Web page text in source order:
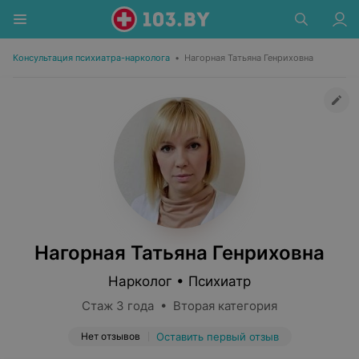
Консультация психиатра-нарколога • Нагорная Татьяна Генриховна
Нагорная Татьяна Генриховна
Нарколог • Психиатр
Стаж 3 года • Вторая категория
Нет отзывов Оставить первый отзыв